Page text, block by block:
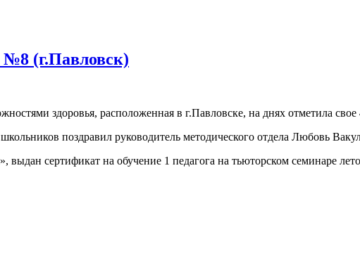
(г.Павловск)
здоровья, расположенная в г.Павловске, на днях отметила свое
поздравил руководитель методического отдела Любовь
сертификат на обучение 1 педагога на тьюторском семинаре